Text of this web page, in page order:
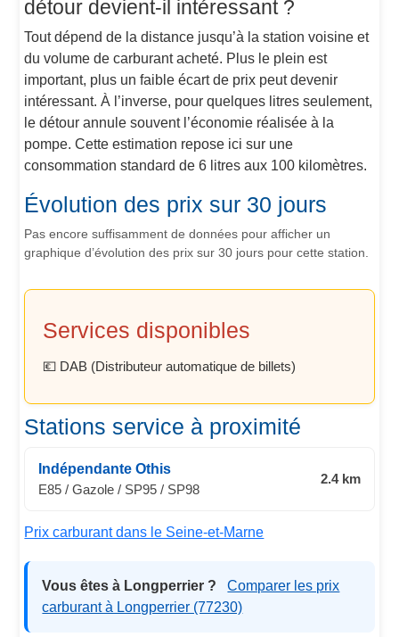
détour devient-il intéressant ?
Tout dépend de la distance jusqu’à la station voisine et
du volume de carburant acheté. Plus le plein est
important, plus un faible écart de prix peut devenir
intéressant. À l’inverse, pour quelques litres seulement,
le détour annule souvent l’économie réalisée à la
pompe. Cette estimation repose ici sur une
consommation standard de 6 litres aux 100 kilomètres.
Évolution des prix sur 30 jours
Pas encore suffisamment de données pour afficher un
graphique d’évolution des prix sur 30 jours pour cette station.
Services disponibles
💶 DAB (Distributeur automatique de billets)
Stations service à proximité
Indépendante Othis
E85 / Gazole / SP95 / SP98
2.4 km
Prix carburant dans le Seine-et-Marne
Vous êtes à Longperrier ?
Comparer les prix
carburant à Longperrier (77230)